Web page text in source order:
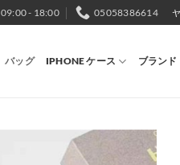
09:00 - 18:00 05058386614
バッグ IPHONE ケース ブランド